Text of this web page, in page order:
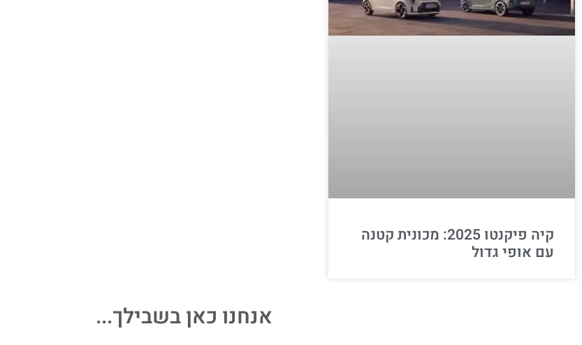
קיה פיקנטו 2025: מכונית קטנה
עם אופי גדול
אנחנו כאן בשבילך...